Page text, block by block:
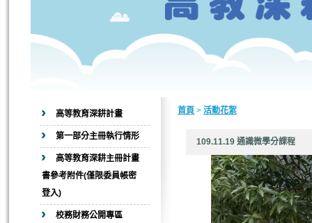
高等教育深耕計畫
第一部分主冊執行情形
高等教育深耕主冊計畫
書參考附件(僅限委員帳密
登入)
校務財務公開專區
首頁 > 活動花絮
109.11.19 通識微學分課程